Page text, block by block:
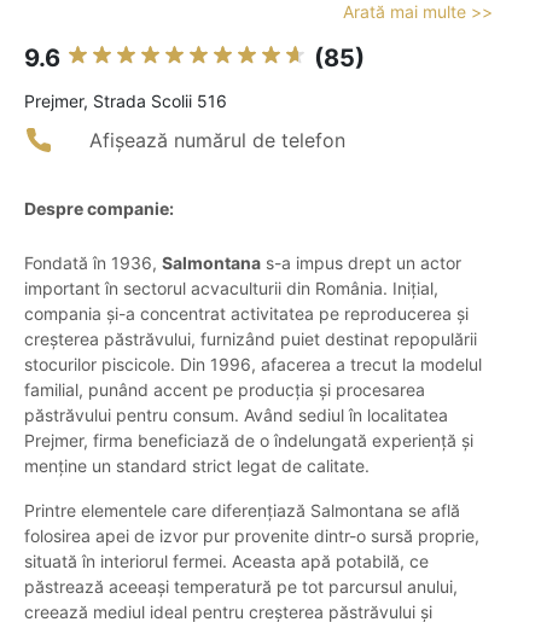
Arată mai multe >>
9.6 (85)
Prejmer, Strada Scolii 516
Afișează numărul de telefon
Despre companie:
Fondată în 1936, Salmontana s-a impus drept un actor
important în sectorul acvaculturii din România. Inițial,
compania și-a concentrat activitatea pe reproducerea și
creșterea păstrăvului, furnizând puiet destinat repopulării
stocurilor piscicole. Din 1996, afacerea a trecut la modelul
familial, punând accent pe producția și procesarea
păstrăvului pentru consum. Având sediul în localitatea
Prejmer, firma beneficiază de o îndelungată experiență și
menține un standard strict legat de calitate.
Printre elementele care diferențiază Salmontana se află
folosirea apei de izvor pur provenite dintr-o sursă proprie,
situată în interiorul fermei. Aceasta apă potabilă, ce
păstrează aceeași temperatură pe tot parcursul anului,
creează mediul ideal pentru creșterea păstrăvului și